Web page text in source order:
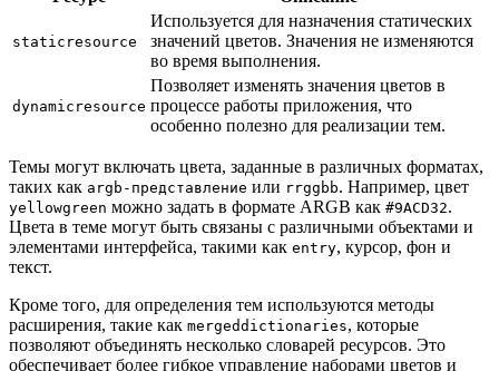
staticresource
Используется для назначения статических
значений цветов. Значения не изменяются
во время выполнения.
dynamicresource
Позволяет изменять значения цветов в
процессе работы приложения, что
особенно полезно для реализации тем.
Темы могут включать цвета, заданные в различных форматах,
таких как argb-представление или rrggbb. Например, цвет
yellowgreen можно задать в формате ARGB как #9ACD32.
Цвета в теме могут быть связаны с различными объектами и
элементами интерфейса, такими как entry, курсор, фон и
текст.
Кроме того, для определения тем используются методы
расширения, такие как mergeddictionaries, которые
позволяют объединять несколько словарей ресурсов. Это
обеспечивает более гибкое управление наборами цветов и